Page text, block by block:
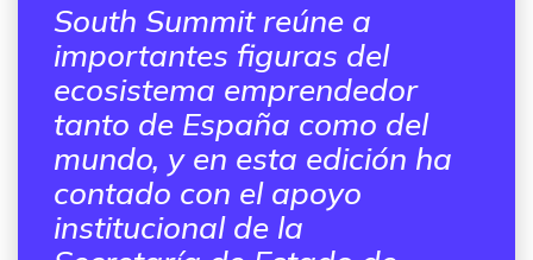
South Summit reúne a
importantes figuras del
ecosistema emprendedor
tanto de España como del
mundo, y en esta edición ha
contado con el apoyo
institucional de la